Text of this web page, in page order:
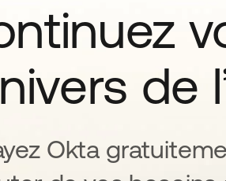
de
Okta